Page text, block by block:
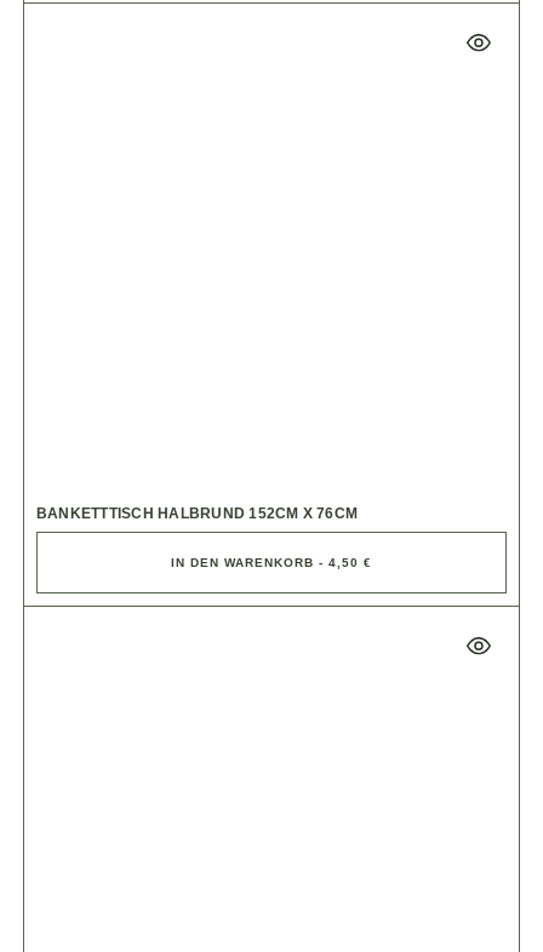
BANKETTTISCH HALBRUND 152CM X 76CM
IN DEN WARENKORB - 4,50 €